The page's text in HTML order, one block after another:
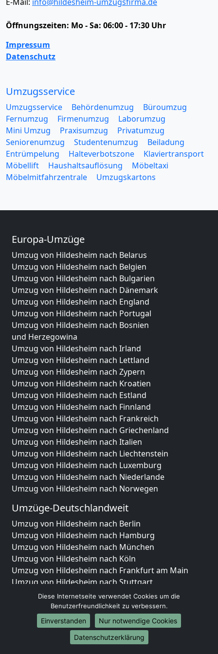
Öffnungszeiten: Mo - Sa: 06:00 - 17:30 Uhr
Impressum
Datenschutz
Umzugsservice
Umzugsservice Behördenumzug
Büroumzug
Fernumzug
Firmenumzug
Laborumzug
Mini Umzug
Praxisumzug
Privatumzug
Seniorenumzug
Studentenumzug
Beiladung
Entrümpelung
Halteverbotszone
Klaviertransport
Möbellift
Haushaltsauflösung
Möbeltaxi
Möbelmitfahrzentrale
Umzugskartons
Europa-Umzüge
Umzug von Hildesheim nach Belarus
Umzug von Hildesheim nach Belgien
Umzug von Hildesheim nach Bulgarien
Umzug von Hildesheim nach Dänemark
Umzug von Hildesheim nach England
Umzug von Hildesheim nach Portugal
Umzug von Hildesheim nach Bosnien
und Herzegowina
Umzug von Hildesheim nach Irland
Umzug von Hildesheim nach Lettland
Umzug von Hildesheim nach Zypern
Umzug von Hildesheim nach Kroatien
Umzug von Hildesheim nach Estland
Umzug von Hildesheim nach Finnland
Umzug von Hildesheim nach Frankreich
Umzug von Hildesheim nach Griechenland
Umzug von Hildesheim nach Italien
Umzug von Hildesheim nach Liechtenstein
Umzug von Hildesheim nach Luxemburg
Umzug von Hildesheim nach Niederlande
Umzug von Hildesheim nach Norwegen
Umzüge-Deutschlandweit
Umzug von Hildesheim nach Berlin
Umzug von Hildesheim nach Hamburg
Umzug von Hildesheim nach München
Umzug von Hildesheim nach Köln
Umzug von Hildesheim nach Frankfurt am Main
Umzug von Hildesheim nach Stuttgart
Umzug von Hildesheim nach Düsseldorf
Umzug von Hildesheim nach Leipzig
Umzug von Hildesheim nach Dortmund
Umzug von Hildesheim nach Essen
Umzug von Hildesheim nach Bremen
Diese Internetseite verwendet Cookies um die
Benutzerfreundlichkeit zu verbessern.
Einverstanden
Nur notwendige Cookies
Datenschutzerklärung